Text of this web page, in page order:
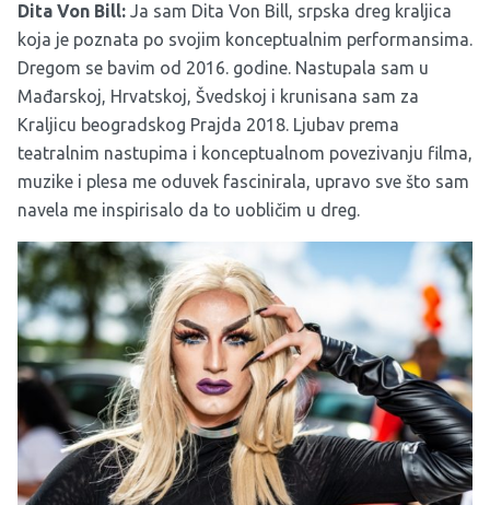
Dita Von Bill: Ja sam Dita Von Bill, srpska dreg kraljica
koja je poznata po svojim konceptualnim performansima.
Dregom se bavim od 2016. godine. Nastupala sam u
Mađarskoj, Hrvatskoj, Švedskoj i krunisana sam za
Kraljicu beogradskog Prajda 2018. Ljubav prema
teatralnim nastupima i konceptualnom povezivanju filma,
muzike i plesa me oduvek fascinirala, upravo sve što sam
navela me inspirisalo da to uobličim u dreg.